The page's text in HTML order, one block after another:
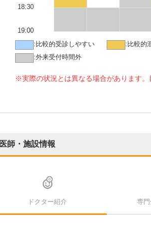
18:30
19:00
: 比較的受診しやすい : 比較的
:外来受付時間外
※実際の状況とは異なる場合があります。
医師・施設情報
ドクター紹介 専